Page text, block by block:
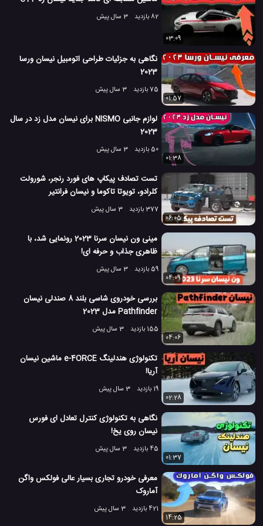
82 بازدید 3 سال پیش
03:09
نگاهی به جزئیات طراحی اتومبیل نیسان ورسا
2023
75 بازدید
3 سال پیش
01:57
لوازم جانبی NISMO برای نیسان مدل زد در سال
2023
50 بازدید
3 سال پیش
01:38
تست تصادف پیکاپ های فورد رنجر، شورولت
کلرادو، تویوتا تاکوما و نیسان فرانتیر
377 بازدید
3 سال پیش
06:05
مینی ون نیسان سرنا 2023 رونمایی شد، با
ظاهری جذاب و حرفه ای!
59 بازدید
3 سال پیش
04:09
بررسی خودروی شاسی بلند 8 صندلی نیسان
Pathfinder مدل 2023
155 بازدید
3 سال پیش
04:06
تکنولوژی هندلینگ e-4ORCE ماشین نیسان
آریا!
19 بازدید
3 سال پیش
02:28
نگاهی به تکنولوژی کنترل تعادل ای فورس
نیسان روی یخ!
45 بازدید
3 سال پیش
01:37
معرفی خودرو تجاری بسیار عالی فولکس واگن
آماروک
421 بازدید
3 سال پیش
14:25